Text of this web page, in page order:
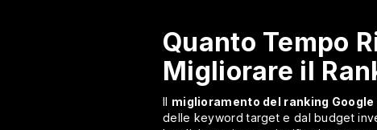
Quanto Tempo
Migliorare il
Il miglioramento del ranking
delle keyword target e dal budget